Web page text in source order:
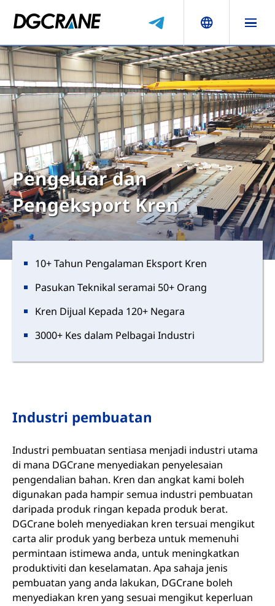
Pengeluar dan
Pengeksport Kren
10+ Tahun Pengalaman Eksport Kren
Pasukan Teknikal seramai 50+ Orang
Kren Dijual Kepada 120+ Negara
3000+ Kes dalam Pelbagai Industri
Industri pembuatan
Industri pembuatan sentiasa menjadi industri utama
di mana DGCrane menyediakan penyelesaian
pengendalian bahan. Kren dan angkat kami boleh
digunakan pada hampir semua industri pembuatan
daripada produk ringan kepada produk berat.
DGCrane boleh menyediakan kren tersuai mengikut
carta alir produk yang berbeza untuk memenuhi
permintaan istimewa anda, untuk meningkatkan
produktiviti dan keselamatan. Apa sahaja jenis
pembuatan yang anda lakukan, DGCrane boleh
menyediakan kren yang sesuai mengikut keperluan